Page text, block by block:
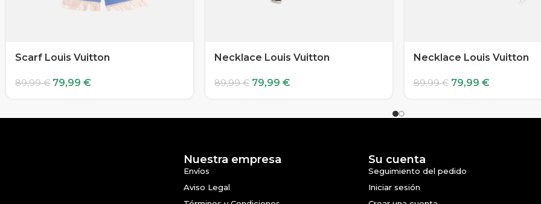
Scarf Louis Vuitton
89,99€ 79,99 €
Necklace Louis Vuitton
89,99€ 79,99 €
Necklace Louis Vuitton
89,99€ 79,99 €
Nuestra empresa
Envíos
Aviso Legal
Su cuenta
Seguimiento del pedido
Iniciar sesión